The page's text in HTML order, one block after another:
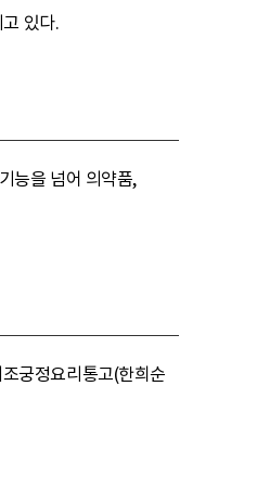
있다.
능을 넘어 의약품,
궁정요리통고(한희순